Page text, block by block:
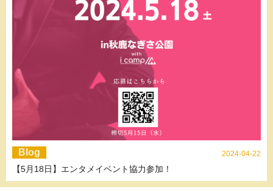
Blog 2024-04-22
【5月18日】エンタメイベント協力参加！